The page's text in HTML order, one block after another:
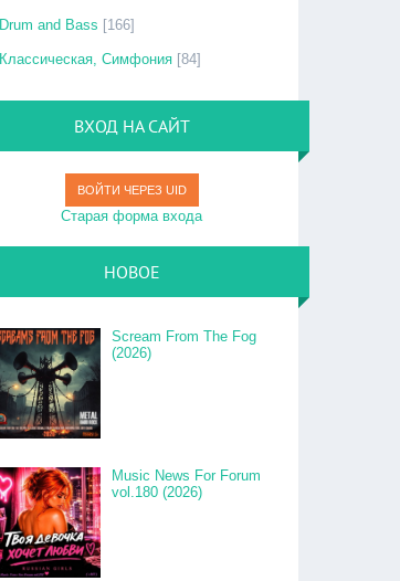
Drum and Bass [166]
Классическая, Симфония [84]
ВХОД НА САЙТ
ВОЙТИ ЧЕРЕЗ UID
Старая форма входа
НОВОЕ
Scream From The Fog
(2026)
Music News For Forum
vol.180 (2026)